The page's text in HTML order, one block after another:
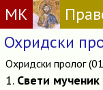
МК
Охридски
Охридски пролог
1. Свети мученик